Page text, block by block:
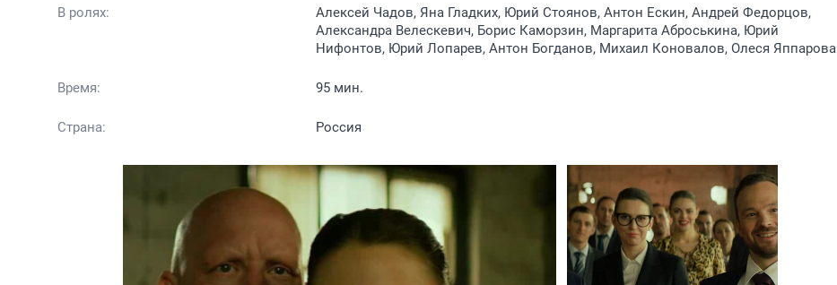
В ролях:
Алексей Чадов, Яна Гладких, Юрий Стоянов, Антон Ескин, Андрей Федорцов,
Александра Велескевич, Борис Каморзин, Маргарита Аброськина, Юрий
Нифонтов, Юрий Лопарев, Антон Богданов, Михаил Коновалов, Олеся Яппарова
Время: 95 мин.
Страна: Россия